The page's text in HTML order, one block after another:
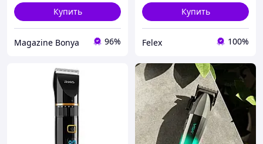
Купить
Magazine Bonya 96%
Купить
Felex 100%